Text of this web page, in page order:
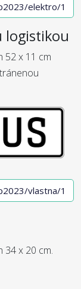
logistikou
52 x 11 cm
34 x 20 cm.